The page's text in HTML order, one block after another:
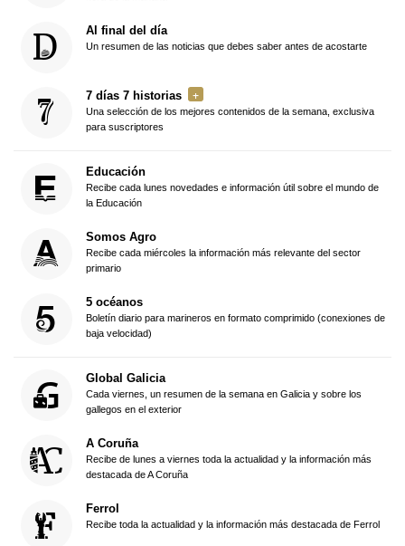
Al final del día
Un resumen de las noticias que debes saber antes de acostarte
7 días 7 historias
Una selección de los mejores contenidos de la semana, exclusiva
para suscriptores
Educación
Recibe cada lunes novedades e información útil sobre el mundo de
la Educación
Somos Agro
Recibe cada miércoles la información más relevante del sector
primario
5 océanos
Boletín diario para marineros en formato comprimido (conexiones de
baja velocidad)
Global Galicia
Cada viernes, un resumen de la semana en Galicia y sobre los
gallegos en el exterior
A Coruña
Recibe de lunes a viernes toda la actualidad y la información más
destacada de A Coruña
Ferrol
Recibe toda la actualidad y la información más destacada de Ferrol